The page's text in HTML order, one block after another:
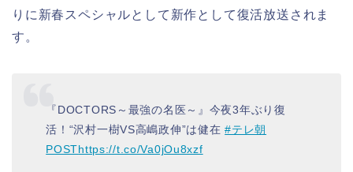
りに新春スペシャルとして新作として復活放送されま
す。
『DOCTORS～最強の名医～』今夜3年ぶり復
活！“沢村一樹VS高嶋政伸”は健在#テレ朝
POSThttps://t.co/Va0jOu8xzf